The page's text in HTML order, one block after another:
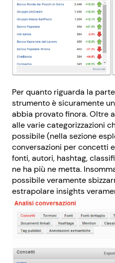
Per quanto riguarda la
strumento è sicuramente
abbia provato finora. Oltre
alle varie categorizzazioni
possibile (nella sezione
conversazioni per concetti
fonti, autori, hashtag,
ne ha più ne metta.
possibile veramente
estrapolare insights